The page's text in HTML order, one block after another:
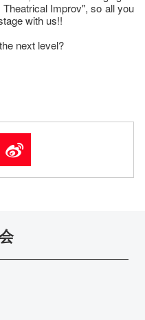
Improv", so all you
with us!!
next level?